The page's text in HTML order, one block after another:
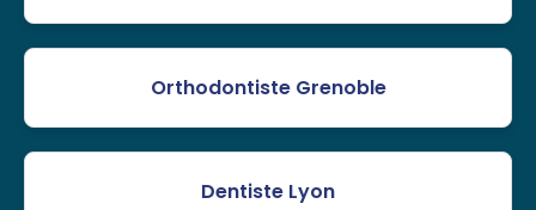
Orthodontiste Grenoble
Dentiste Lyon